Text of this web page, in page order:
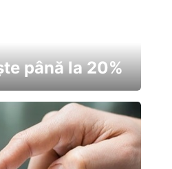
până la 20%